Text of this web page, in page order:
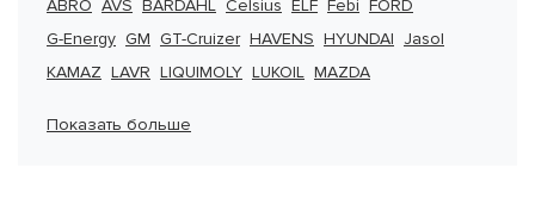
ABRO AVS BARDAHL Celsius ELF Febi FORD
G-Energy GM GT-Cruizer HAVENS HYUNDAI Jasol
KAMAZ LAVR LIQUIMOLY LUKOIL MAZDA
Показать больше